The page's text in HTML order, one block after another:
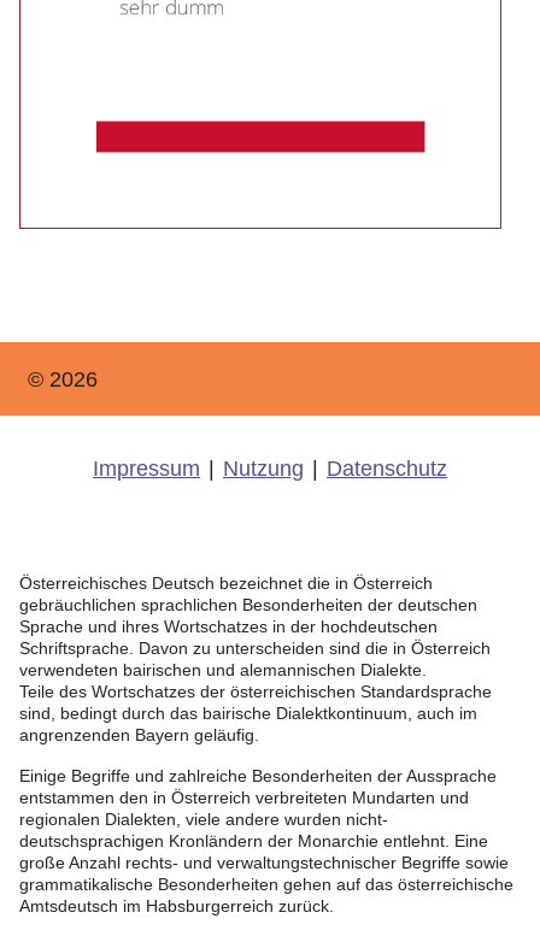
© 2026
Impressum Nutzung Datenschutz
Österreichisches Deutsch bezeichnet die in Österreich
gebräuchlichen sprachlichen Besonderheiten der deutschen
Sprache und ihres Wortschatzes in der hochdeutschen
Schriftsprache. Davon zu unterscheiden sind die in Österreich
verwendeten bairischen und alemannischen Dialekte.
Teile des Wortschatzes der österreichischen Standardsprache
sind, bedingt durch das bairische Dialektkontinuum, auch im
angrenzenden Bayern geläufig.
Einige Begriffe und zahlreiche Besonderheiten der Aussprache
entstammen den in Österreich verbreiteten Mundarten und
regionalen Dialekten, viele andere wurden nicht-
deutschsprachigen Kronländern der Monarchie entlehnt. Eine
große Anzahl rechts- und verwaltungstechnischer Begriffe sowie
grammatikalische Besonderheiten gehen auf das österreichische
Amtsdeutsch im Habsburgerreich zurück.